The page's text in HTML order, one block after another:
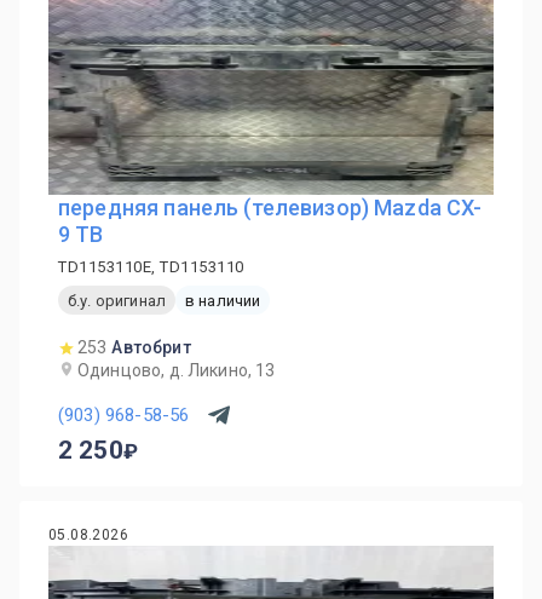
передняя панель (телевизор) Mazda CX-
9 TB
TD1153110E, TD1153110
б.у. оригинал
в наличии
253 Автобрит
Одинцово, д. Ликино, 13
(903) 968-58-56
2 250
05.08.2026